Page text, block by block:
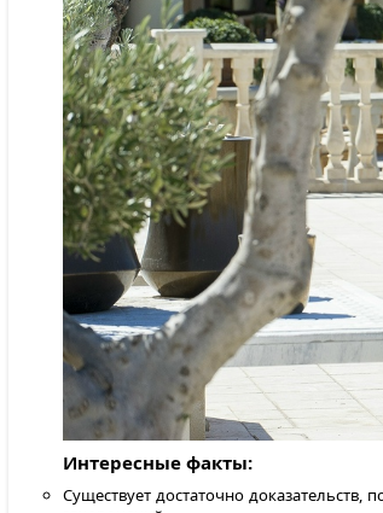
Интересные факты:
Существует достаточно доказательств,